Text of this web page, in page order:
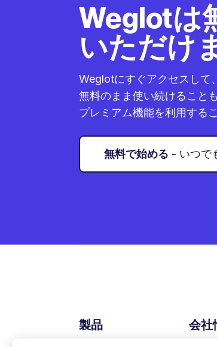
Weglotは
いただけ
Weglotにすぐアクセスして
無料のまま使い続けること
プレミアム機能を利用する
無料で始める - いつで
製品 会社
私た